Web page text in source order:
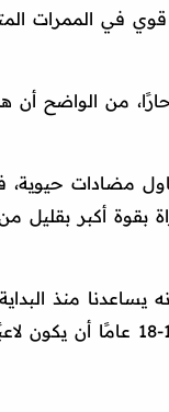
في الممرات
من الواضح أن
مضادات حيوية،
بقوة أكبر بقليل من
منذ
كبيرة منه، سيثبت الوقت ذلك، ولكن بالطبع يمكن